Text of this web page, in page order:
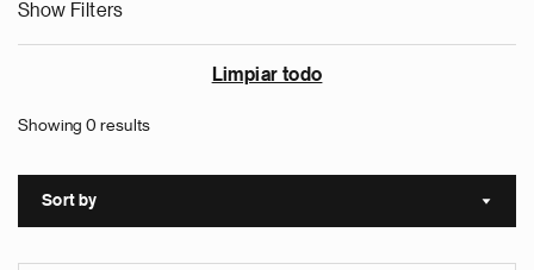
Show Filters
Limpiar todo
Showing 0 results
Sort by Sort